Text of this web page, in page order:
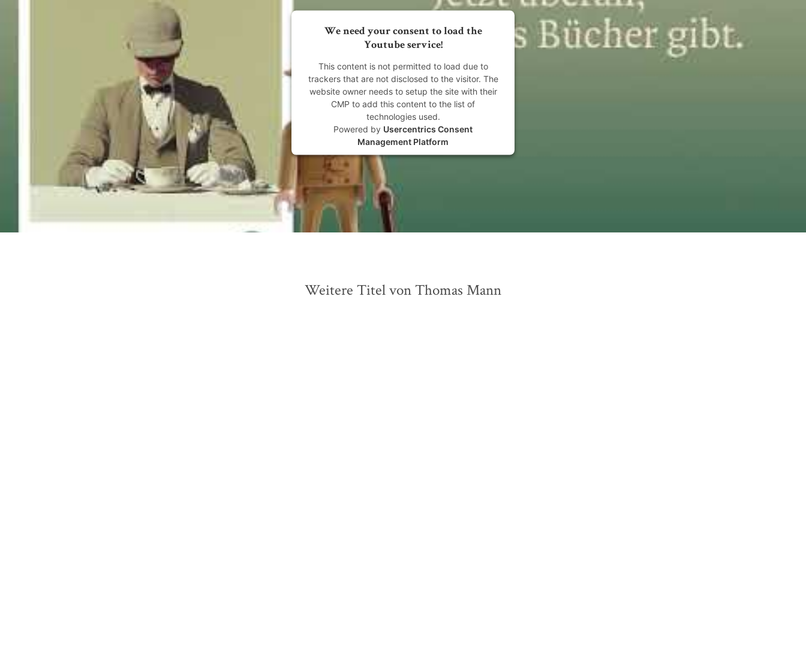
We need your consent to load the
Youtube service!
This content is not permitted to load due to
trackers that are not disclosed to the visitor. The
website owner needs to setup the site with their
CMP to add this content to the list of
technologies used.
Powered by Usercentrics Consent
Management Platform
Weitere Titel von Thomas Mann